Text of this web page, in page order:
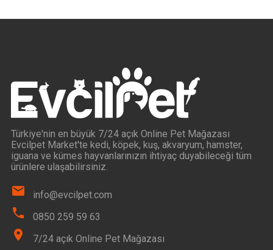
Türkiye'nin en büyük 7/24 açık Online Pet Mağazası
Evcilpet Market'te kedi, köpek, kuş, akvaryum, hamster,
iguana ve kümes hayvanlarınızın ihtiyaç duyabileceği tüm
ürünlere ulaşabilirsiniz.
info@evcilpet.com
0850 259 59 63
7/24 açık Online Pet Mağazası